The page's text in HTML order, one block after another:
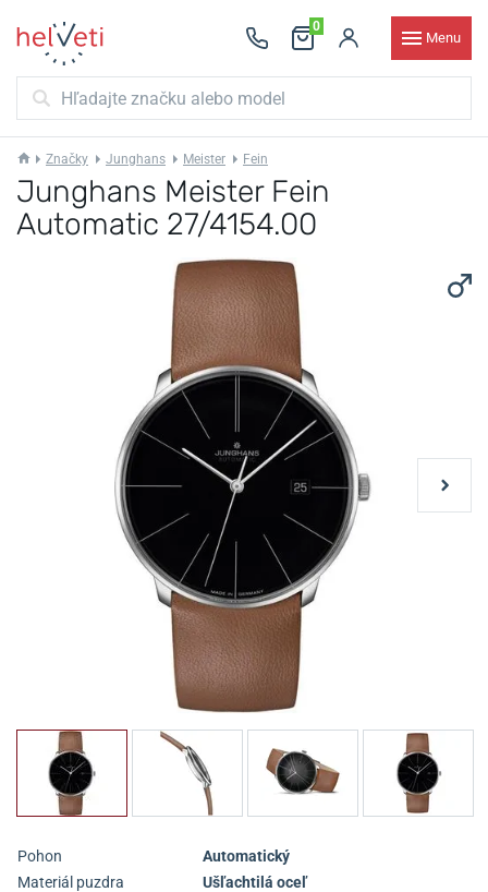
0
Menu
Značky Junghans Meister Fein
Junghans Meister Fein
Automatic 27/4154.00
Pohon
Automatický
Materiál puzdra
Ušľachtilá oceľ